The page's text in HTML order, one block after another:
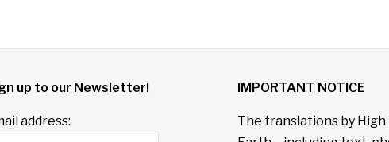
up to our Newsletter!
address:
IMPORTANT NOTICE
The translations by High